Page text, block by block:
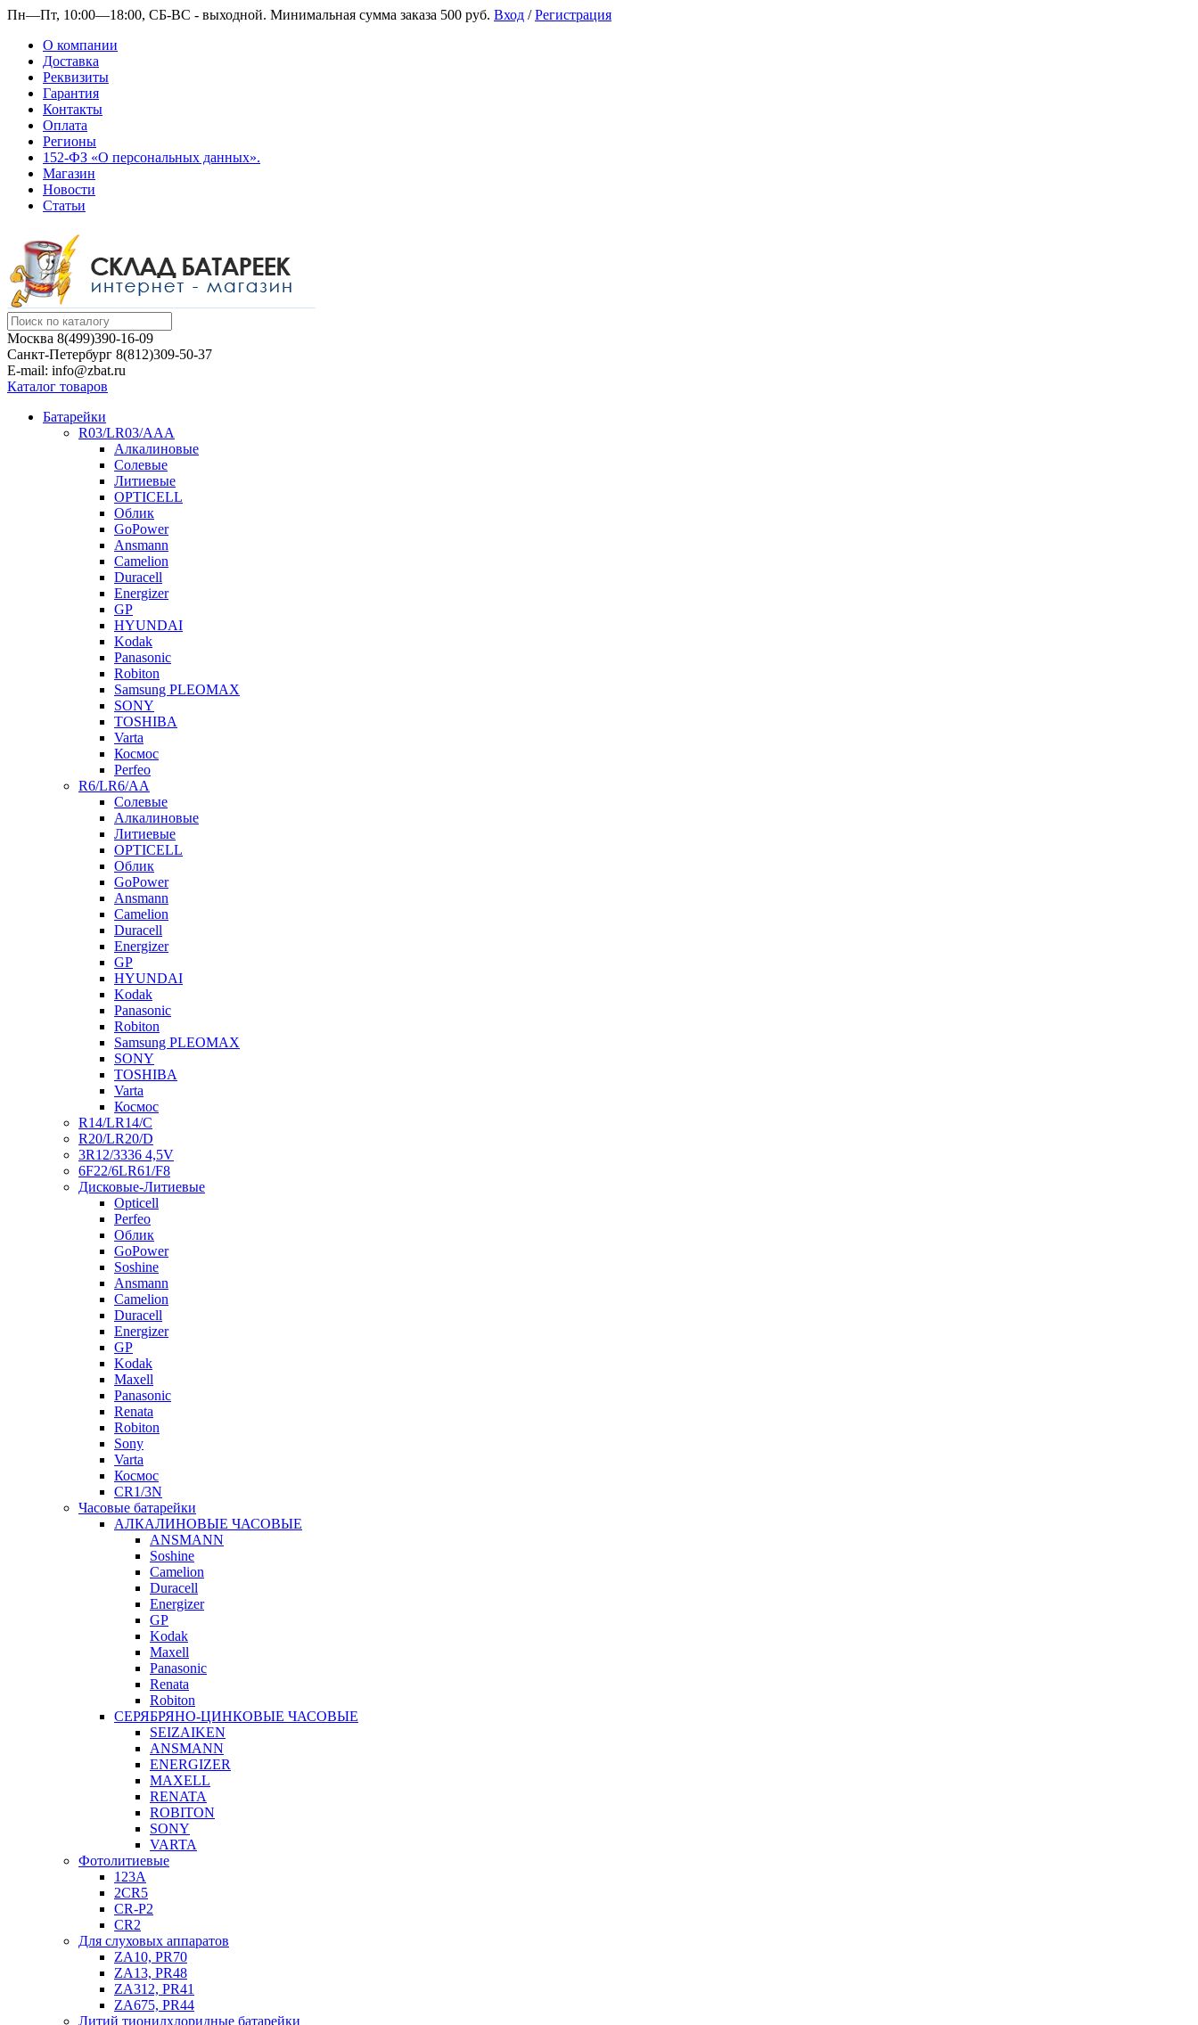
Пн—Пт, 10:00—18:00, СБ-ВС - выходной. Минимальная сумма заказа 500 руб. Вход /Регистрация
О компании
Доставка
Реквизиты
Гарантия
Контакты
Оплата
Регионы
152-ФЗ «О персональных данных».
Магазин
Новости
Статьи
Москва 8(499)390-16-09
Санкт-Петербург 8(812)309-50-37
E-mail: info@zbat.ru
Каталог товаров
Батарейки
R03/LR03/AAA
Алкалиновые
Солевые
Литиевые
OPTICELL
Облик
GoPower
Ansmann
Camelion
Duracell
Energizer
GP
HYUNDAI
Kodak
Panasonic
Robiton
Samsung PLEOMAX
SONY
TOSHIBA
Varta
Космос
Perfeo
R6/LR6/AA
Солевые
Алкалиновые
Литиевые
OPTICELL
Облик
GoPower
Ansmann
Camelion
Duracell
Energizer
GP
HYUNDAI
Kodak
Panasonic
Robiton
Samsung PLEOMAX
SONY
TOSHIBA
Varta
Космос
R14/LR14/C
R20/LR20/D
3R12/3336 4,5V
6F22/6LR61/F8
Дисковые-Литиевые
Opticell
Perfeo
Облик
GoPower
Soshine
Ansmann
Camelion
Duracell
Energizer
GP
Kodak
Maxell
Panasonic
Renata
Robiton
Sony
Varta
Космос
CR1/3N
Часовые батарейки
АЛКАЛИНОВЫЕ ЧАСОВЫЕ
ANSMANN
Soshine
Camelion
Duracell
Energizer
GP
Kodak
Maxell
Panasonic
Renata
Robiton
СЕРЯБРЯНО-ЦИНКОВЫЕ ЧАСОВЫЕ
SEIZAIKEN
ANSMANN
ENERGIZER
MAXELL
RENATA
ROBITON
SONY
VARTA
Фотолитиевые
123A
2CR5
CR-P2
CR2
Для слуховых аппаратов
ZA10, PR70
ZA13, PR48
ZA312, PR41
ZA675, PR44
Литий тионилхлоридные батарейки